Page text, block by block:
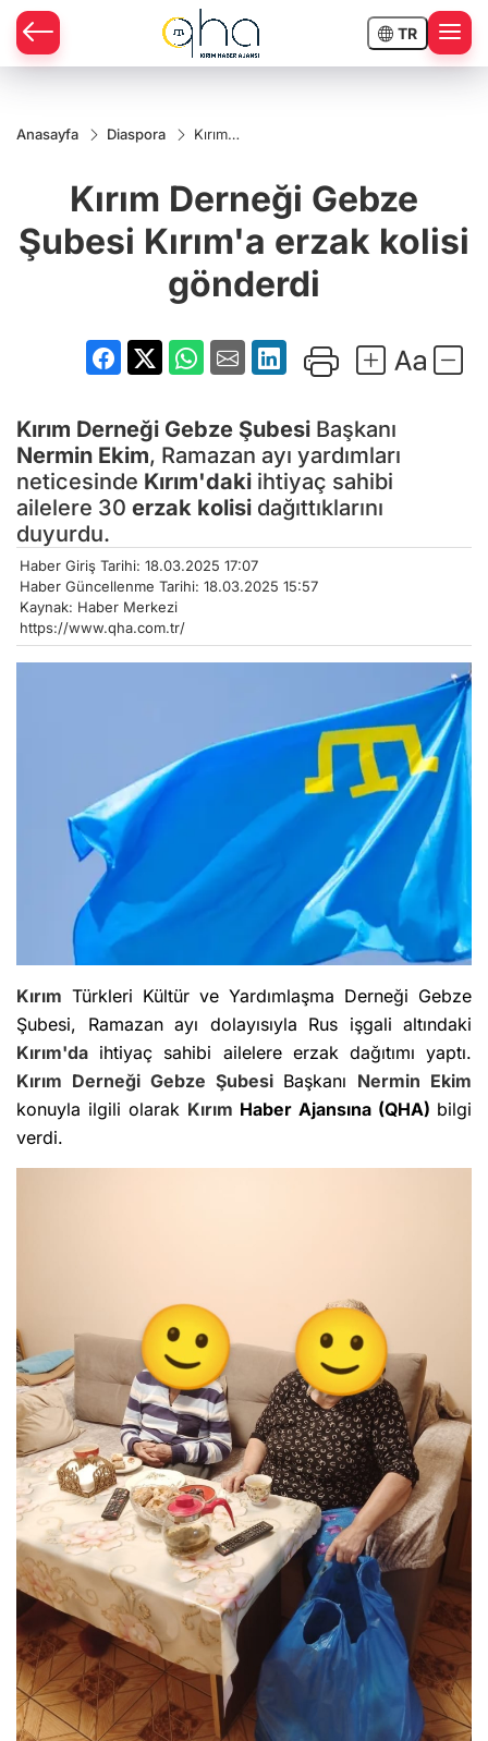
TR
Anasayfa Diaspora
Kırım
Kırım'a
kolisi
gönderdi
Kırım Derneği Gebze
Şubesi Kırım'a erzak kolisi
gönderdi
Kırım Derneği Gebze Şubesi Başkanı
Nermin Ekim, Ramazan ayı yardımları
neticesinde Kırım'daki ihtiyaç sahibi
ailelere 30 erzak kolisi dağıttıklarını
duyurdu.
Haber Giriş Tarihi: 18.03.2025 17:07
Haber Güncellenme Tarihi: 18.03.2025 15:57
Kaynak: Haber Merkezi
https://www.qha.com.tr/
Kırım Türkleri Kültür ve Yardımlaşma Derneği Gebze
Şubesi, Ramazan ayı dolayısıyla Rus işgali altındaki
Kırım'da ihtiyaç sahibi ailelere erzak dağıtımı yaptı.
Kırım Derneği Gebze ŞubesiBaşkanı Nermin Ekim
konuyla ilgili olarak Kırım Haber Ajansına (QHA) bilgi
verdi.